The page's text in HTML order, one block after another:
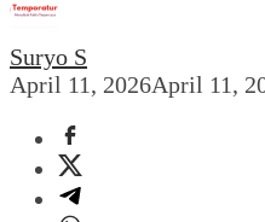
Suryo S
April 11, 2026April 11,